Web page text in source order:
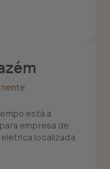
está a
empresa de
localizada